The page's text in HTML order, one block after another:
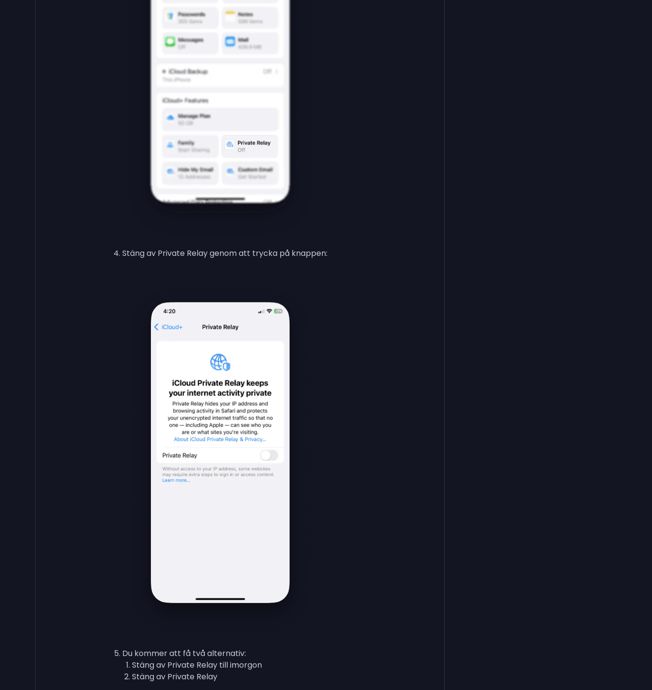
Stäng av Private Relay genom att trycka på knappen:
Du kommer att få två alternativ:
Stäng av Private Relay till imorgon
Stäng av Private Relay